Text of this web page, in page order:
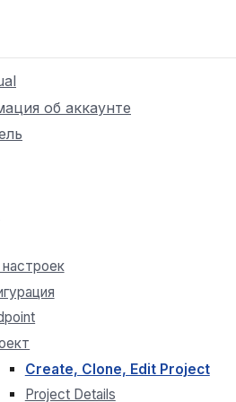
об аккаунте
настроек
Create, Clone, Edit Project
Project Details